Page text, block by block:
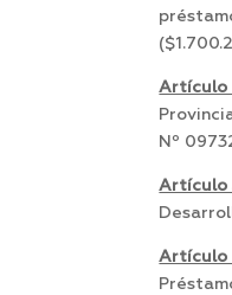
Artículo
Nº
Artículo
Artículo